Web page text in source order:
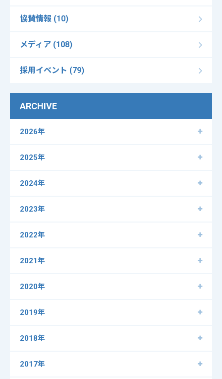
協賛情報 (10)
メディア (108)
採用イベント (79)
ARCHIVE
2026年
2025年
2024年
2023年
2022年
2021年
2020年
2019年
2018年
2017年